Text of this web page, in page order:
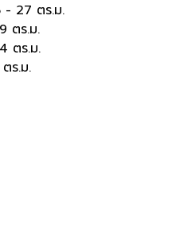
- 27 ตร.ม.
ตร.ม.
ตร.ม.
ตร.ม.